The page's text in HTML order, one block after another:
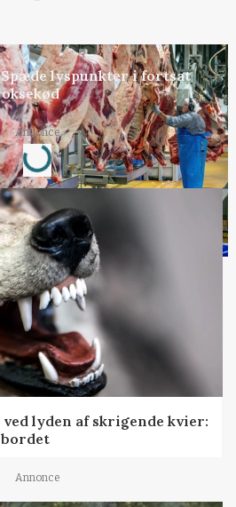
lyspunkter i fortsat
Annonce
Loading...
ved lyden af skrigende kvier:
Annonce